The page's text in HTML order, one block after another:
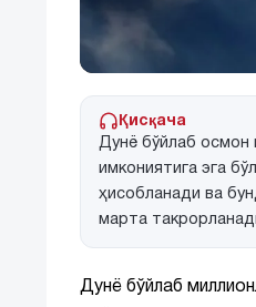
Қисқача
Дунё бўйлаб осмон
имкониятига эга
ҳисобланади ва
марта
Дунё бўйлаб